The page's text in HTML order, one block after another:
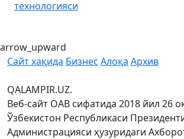
технологияси
arrow_upward
Сайт хақида Бизнес Алоқа Архив
QALAMPIR.UZ.
Веб-сайт ОАВ сифатида 2018 йил 26
Ўзбекистон Республикаси
Администрацияси ҳузуридаги